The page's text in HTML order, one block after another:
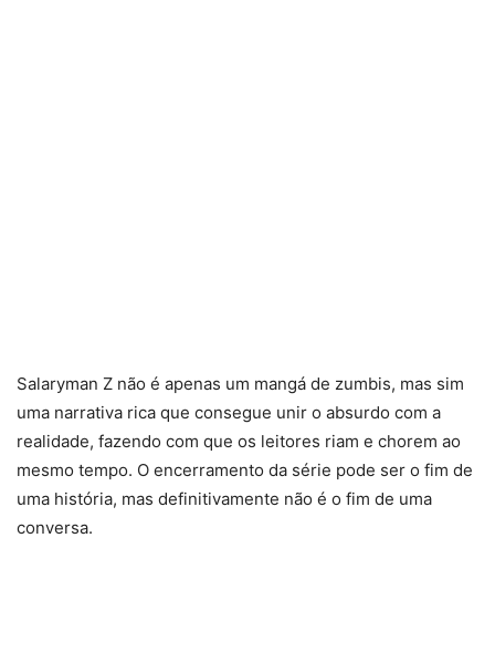
Salaryman Z não é apenas um mangá de zumbis, mas sim
uma narrativa rica que consegue unir o absurdo com a
realidade, fazendo com que os leitores riam e chorem ao
mesmo tempo. O encerramento da série pode ser o fim de
uma história, mas definitivamente não é o fim de uma
conversa.